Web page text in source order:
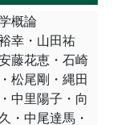
概論
幸・山田祐
藤花恵・石崎
松尾剛・縄田
中里陽子・向
・中尾達馬・